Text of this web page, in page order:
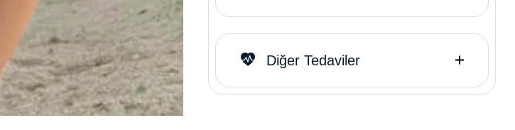
Diğer Tedaviler